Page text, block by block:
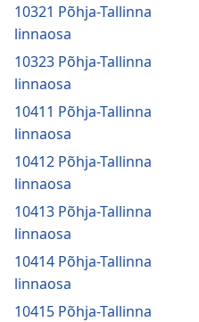
10321 Põhja-Tallinna
linnaosa
10323 Põhja-Tallinna
linnaosa
10411 Põhja-Tallinna
linnaosa
10412 Põhja-Tallinna
linnaosa
10413 Põhja-Tallinna
linnaosa
10414 Põhja-Tallinna
linnaosa
10415 Põhja-Tallinna